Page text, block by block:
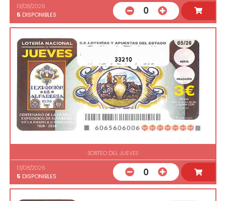
13/08/2026
5 DISPONIBLES 0
33210
SORTEO DEL JUEVES
13/08/2026
5 DISPONIBLES 0